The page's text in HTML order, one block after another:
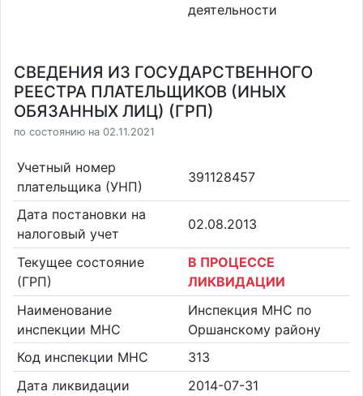
деятельности
СВЕДЕНИЯ ИЗ ГОСУДАРСТВЕННОГО
РЕЕСТРА ПЛАТЕЛЬЩИКОВ (ИНЫХ
ОБЯЗАННЫХ ЛИЦ) (ГРП)
по состоянию на 02.11.2021
Учетный номер
плательщика (УНП)
391128457
Дата постановки на
налоговый учет
02.08.2013
Текущее состояние
(ГРП)
В ПРОЦЕССЕ
ЛИКВИДАЦИИ
Наименование
инспекции МНС
Инспекция МНС по
Оршанскому району
Код инспекции МНС
313
Дата ликвидации
2014-07-31